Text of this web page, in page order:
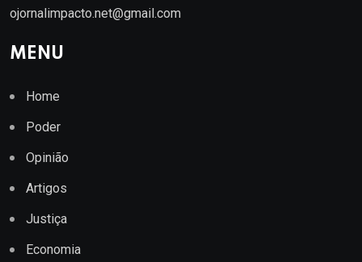
ojornalimpacto.net@gmail.com
MENU
Home
Poder
Opinião
Artigos
Justiça
Economia